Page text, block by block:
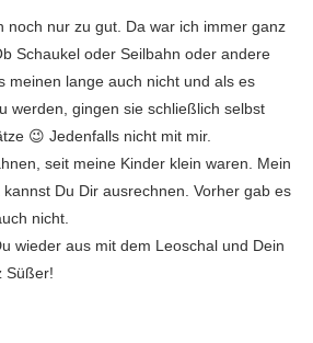
noch nur zu gut. Da war ich immer ganz
Schaukel oder Seilbahn oder andere
meinen lange auch nicht und als es
werden, gingen sie schließlich selbst
😉 Jedenfalls nicht mit mir.
seit meine Kinder klein waren. Mein
Du Dir ausrechnen. Vorher gab es
nicht.
wieder aus mit dem Leoschal und Dein
Süßer!